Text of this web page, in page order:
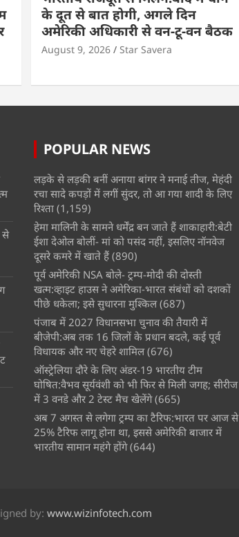
के दूत से बात होगी, अगले दिन
अमेरिकी अधिकारी से वन-टू-वन बैठक
August 9, 2026 Star Savera
से
POPULAR NEWS
लड़के से लड़की बनीं अनाया बांगर ने मनाई तीज, मेहंदी
रचा सादे कपड़ों में लगीं सुंदर, तो आ गया शादी के लिए
रिश्ता (1,159)
हेमा मालिनी के सामने धर्मेंद्र बन जाते हैं शाकाहारी:बेटी
ईशा देओल बोलीं- मां को पसंद नहीं, इसलिए नॉनवेज
दूसरे कमरे में खाते हैं (890)
पूर्व अमेरिकी NSA बोले- ट्रम्प-मोदी की दोस्ती
खत्म:व्हाइट हाउस ने अमेरिका-भारत संबंधों को दशकों
पीछे धकेला; इसे सुधारना मुश्किल (687)
पंजाब में 2027 विधानसभा चुनाव की तैयारी में
बीजेपी:अब तक 16 जिलों के प्रधान बदले, कई पूर्व
विधायक और नए चेहरे शामिल (676)
ऑस्ट्रेलिया दौरे के लिए अंडर-19 भारतीय टीम
घोषित:वैभव सूर्यवंशी को भी फिर से मिली जगह; सीरीज
में 3 वनडे और 2 टेस्ट मैच खेलेंगे (665)
अब 7 अगस्त से लगेगा ट्रम्प का टैरिफ:भारत पर आज से
25% टैरिफ लागू होना था, इससे अमेरिकी बाजार में
भारतीय सामान महंगे होंगे (644)
by: www.wizinfotech.com